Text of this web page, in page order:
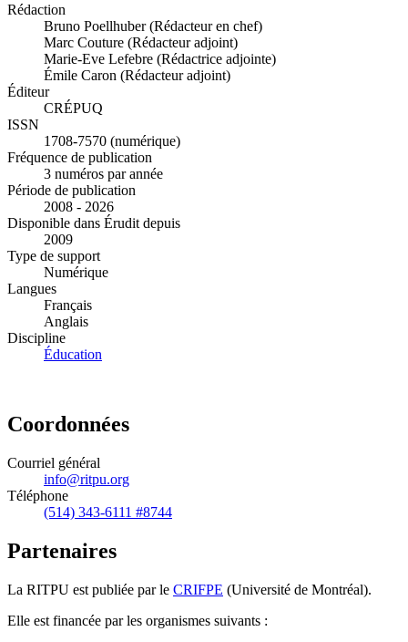
Rédaction
Bruno Poellhuber (Rédacteur en chef)
Marc Couture (Rédacteur adjoint)
Marie-Eve Lefebre (Rédactrice adjointe)
Émile Caron (Rédacteur adjoint)
Éditeur
CRÉPUQ
ISSN
1708-7570 (numérique)
Fréquence de publication
3 numéros par année
Période de publication
2008 - 2026
Disponible dans Érudit depuis
2009
Type de support
Numérique
Langues
Français
Anglais
Discipline
Éducation
Coordonnées
Courriel général
info@ritpu.org
Téléphone
(514) 343-6111 #8744
Partenaires
La RITPU est publiée par le CRIFPE (Université de Montréal).
Elle est financée par les organismes suivants :